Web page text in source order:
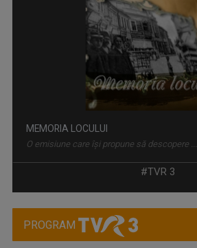
MEMORIA LOCULUI
O emisiune care își propune să descopere ...
#TVR 3
PROGRAM